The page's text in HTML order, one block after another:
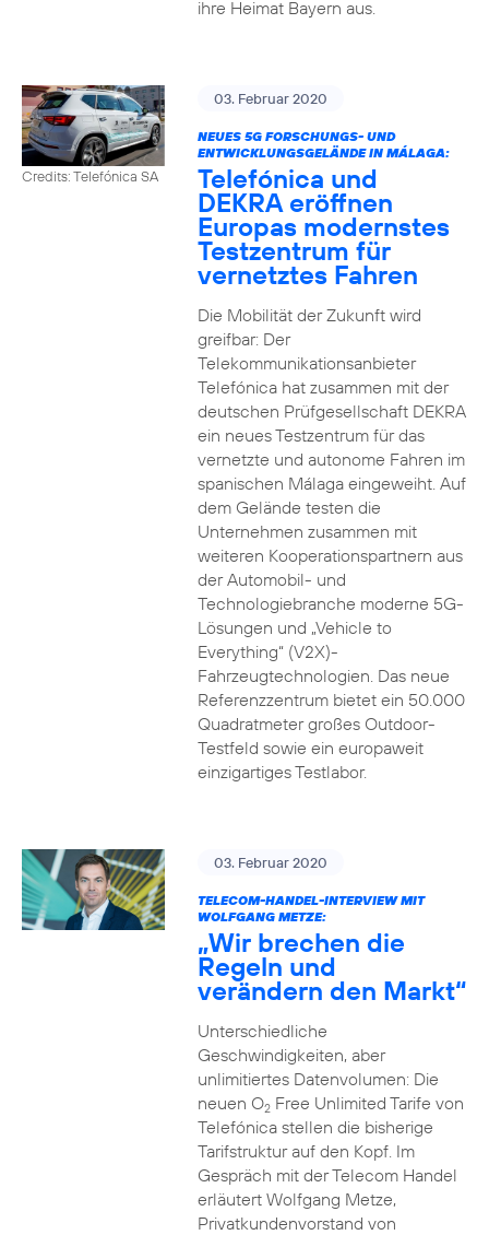
ihre Heimat Bayern aus.
Credits: Telefónica SA
03. Februar 2020
NEUES 5G FORSCHUNGS- UND
ENTWICKLUNGSGELÄNDE IN MÁLAGA:
Telefónica und
DEKRA eröffnen
Europas modernstes
Testzentrum für
vernetztes Fahren
Die Mobilität der Zukunft wird
greifbar: Der
Telekommunikationsanbieter
Telefónica hat zusammen mit der
deutschen Prüfgesellschaft DEKRA
ein neues Testzentrum für das
vernetzte und autonome Fahren im
spanischen Málaga eingeweiht. Auf
dem Gelände testen die
Unternehmen zusammen mit
weiteren Kooperationspartnern aus
der Automobil- und
Technologiebranche moderne 5G-
Lösungen und „Vehicle to
Everything“ (V2X)-
Fahrzeugtechnologien. Das neue
Referenzzentrum bietet ein 50.000
Quadratmeter großes Outdoor-
Testfeld sowie ein europaweit
einzigartiges Testlabor.
03. Februar 2020
TELECOM-HANDEL-INTERVIEW MIT
WOLFGANG METZE:
„Wir brechen die
Regeln und
verändern den Markt“
Unterschiedliche
Geschwindigkeiten, aber
unlimitiertes Datenvolumen: Die
neuen O2Free Unlimited Tarife von
Telefónica stellen die bisherige
Tarifstruktur auf den Kopf. Im
Gespräch mit der Telecom Handel
erläutert Wolfgang Metze,
Privatkundenvorstand von